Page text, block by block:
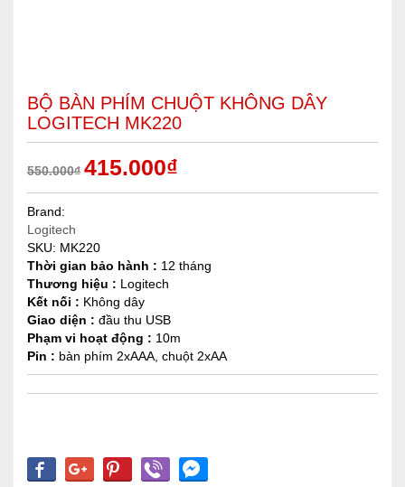
BỘ BÀN PHÍM CHUỘT KHÔNG DÂY
LOGITECH MK220
550.000₫ 415.000₫
Brand:
Logitech
SKU: MK220
Thời gian bảo hành : 12 tháng
Thương hiệu : Logitech
Kết nối : Không dây
Giao diện : đầu thu USB
Phạm vi hoạt động : 10m
Pin : bàn phím 2xAAA, chuột 2xAA